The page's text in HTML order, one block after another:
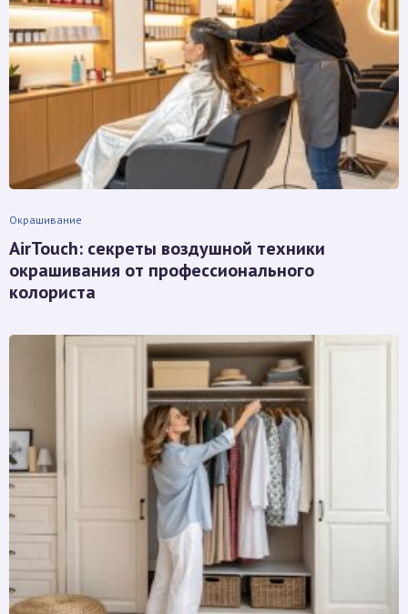
Окрашивание
AirTouch: секреты воздушной техники
окрашивания от профессионального
колориста